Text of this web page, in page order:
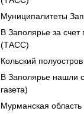
Муниципалитеты
В Заполярье за
(ТАСС)
Кольский
В Заполярье нашли
газета)
Мурманская